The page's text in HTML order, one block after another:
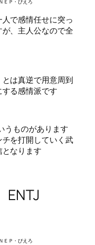
ＥＰ・ぴえろ
で感情任せに突っ
、主人公なので全
は真逆で用意周到
る感情派です
うものがあります
を打開していく武
なります
ＥＰ・ぴえろ